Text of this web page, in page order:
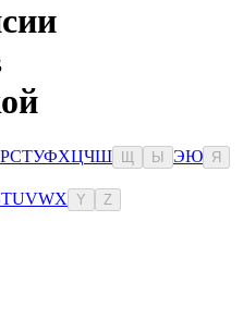
РСТУФХЦЧШ Ы ЭЮ Я
TUVWX Y Z